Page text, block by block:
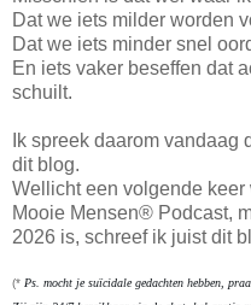
Dat we iets milder worden
Dat we iets minder snel
En iets vaker beseffen dat
schuilt.
Ik spreek daarom vandaag
dit blog.
Wellicht een volgende
Mooie Mensen® Podcast,
2026 is, schreef ik juist dit
(* Ps. mocht je suïcidale gedachten hebben,